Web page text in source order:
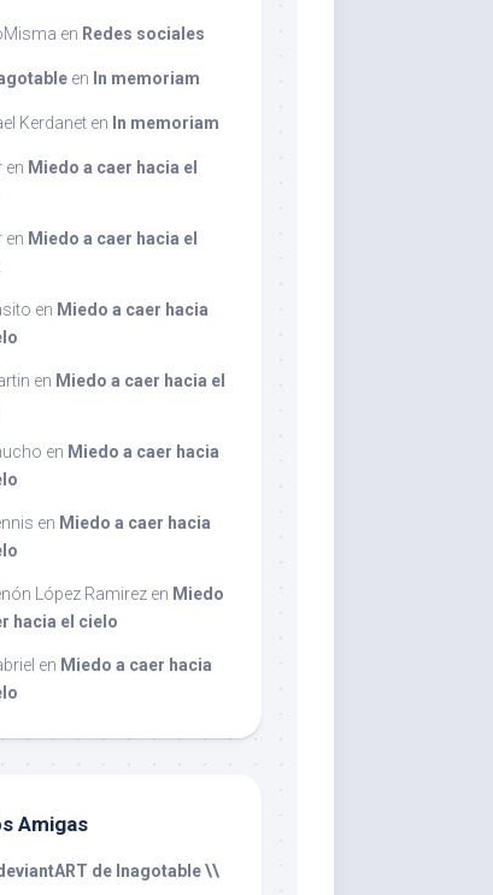
en Redes sociales
en In memoriam
Kerdanet en In memoriam
en Miedo a caer hacia el
en Miedo a caer hacia el
en Miedo a caer hacia
en Miedo a caer hacia el
en Miedo a caer hacia
en Miedo a caer hacia
López Ramirez en Miedo
hacia el cielo
en Miedo a caer hacia
Amigas
de Inagotable \\